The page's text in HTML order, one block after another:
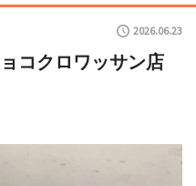
2026.06.23
コクロワッサン店